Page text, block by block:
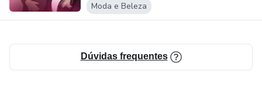
Moda e Beleza
Dúvidas frequentes